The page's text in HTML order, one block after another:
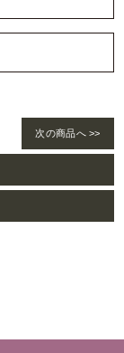
次の商品へ >>